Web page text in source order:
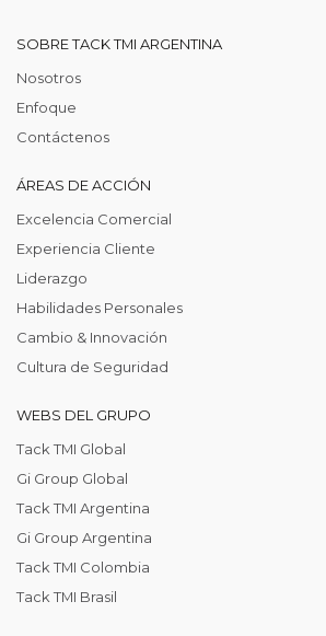
SOBRE TACK TMI ARGENTINA
Nosotros
Enfoque
Contáctenos
ÁREAS DE ACCIÓN
Excelencia Comercial
Experiencia Cliente
Liderazgo
Habilidades Personales
Cambio & Innovación
Cultura de Seguridad
WEBS DEL GRUPO
Tack TMI Global
Gi Group Global
Tack TMI Argentina
Gi Group Argentina
Tack TMI Colombia
Tack TMI Brasil